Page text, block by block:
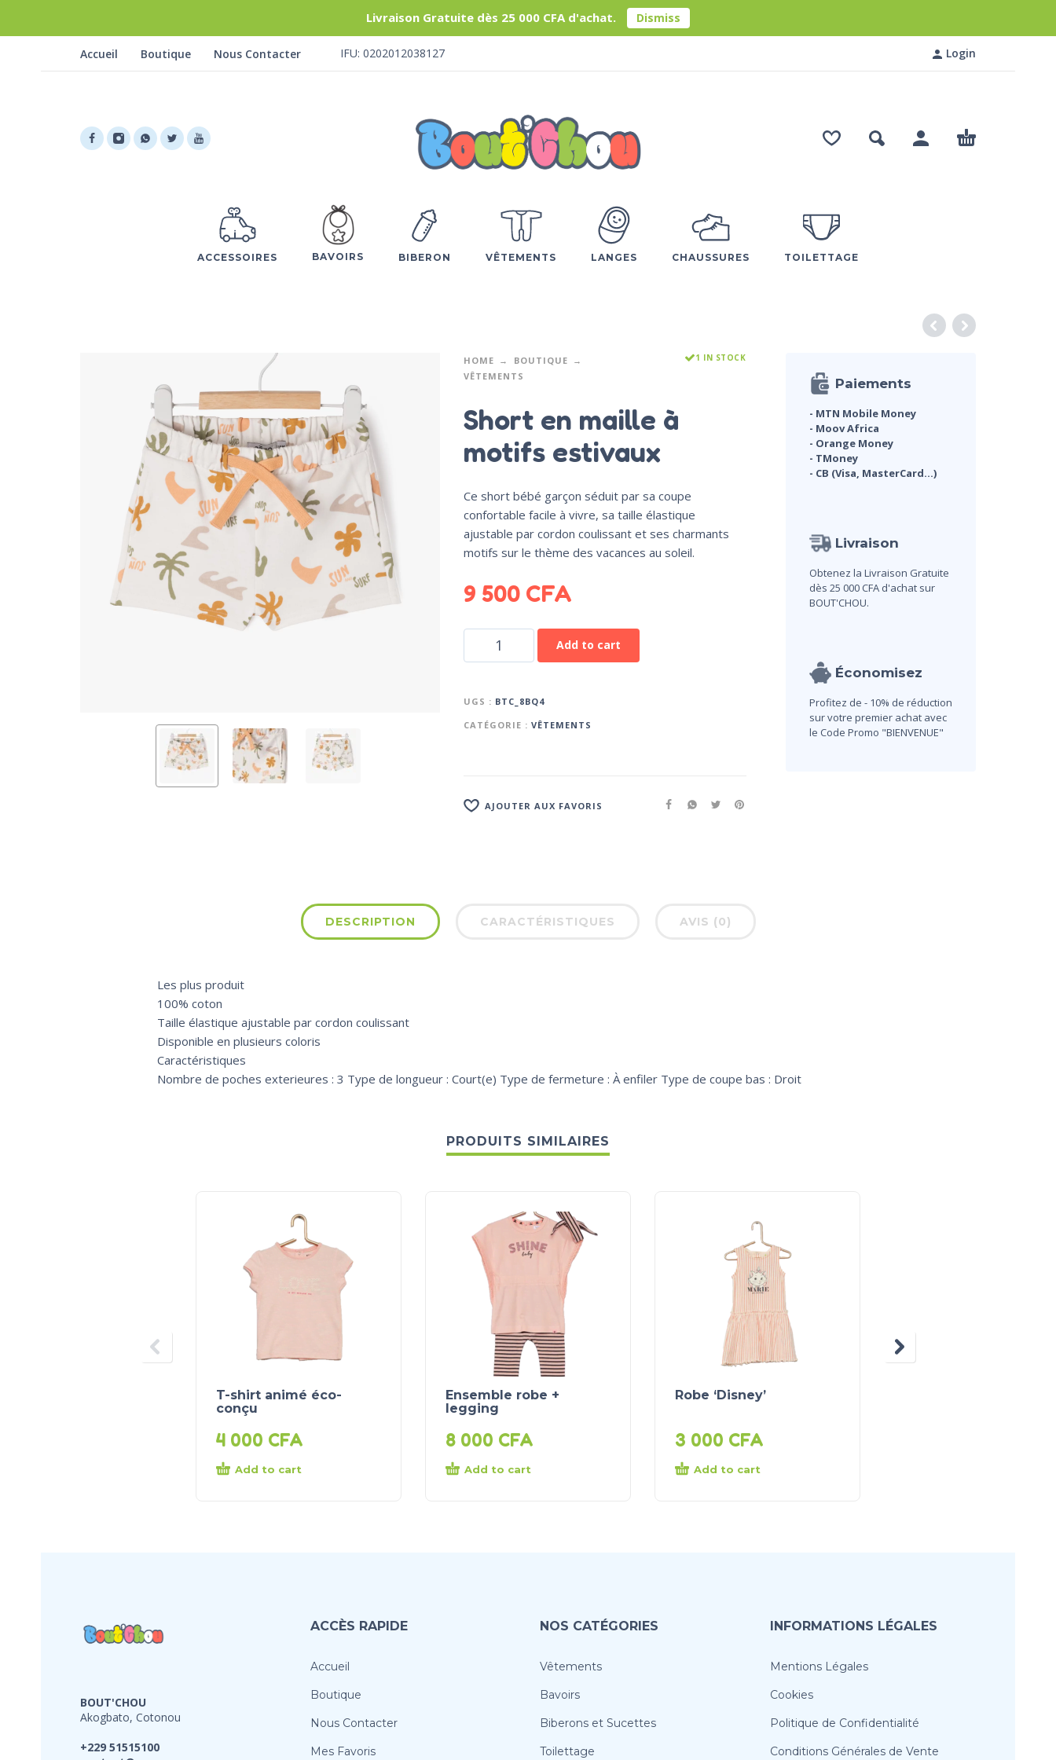
Livraison Gratuite dès 25 000 CFA d'achat. Dismiss
Accueil Boutique Nous Contacter IFU: 0202012038127 Login
ACCESSOIRES BAVOIRS BIBERON VÊTEMENTS LANGES CHAUSSURES TOILETTAGE
HOME
BOUTIQUE
VÊTEMENTS
1 IN STOCK
Short en maille à
motifs estivaux
Ce short bébé garçon séduit par sa coupe
confortable facile à vivre, sa taille élastique
ajustable par cordon coulissant et ses charmants
motifs sur le thème des vacances au soleil.
9 500 CFA
Add to cart
UGS : BTC_8BQ4
CATÉGORIE : VÊTEMENTS
AJOUTER AUX FAVORIS
Paiements
- MTN Mobile Money
- Moov Africa
- Orange Money
- TMoney
- CB (Visa, MasterCard...)
Livraison
Obtenez la Livraison Gratuite
dès 25 000 CFA d'achat sur
BOUT'CHOU.
Économisez
Profitez de - 10% de réduction
sur votre premier achat avec
le Code Promo "BIENVENUE"
DESCRIPTION CARACTÉRISTIQUES AVIS (0)
Les plus produit
100% coton
Taille élastique ajustable par cordon coulissant
Disponible en plusieurs coloris
Caractéristiques
Nombre de poches exterieures : 3 Type de longueur : Court(e) Type de fermeture : À enfiler Type de coupe bas : Droit
PRODUITS SIMILAIRES
T-shirt animé éco-
conçu
4 000 CFA
Add to cart
Ensemble robe +
legging
8 000 CFA
Add to cart
Robe ‘Disney’
3 000 CFA
Add to cart
BOUT'CHOU
Akogbato, Cotonou
+229 51515100
ACCÈS RAPIDE
Accueil
Boutique
Nous Contacter
Mes Favoris
NOS CATÉGORIES
Vêtements
Bavoirs
Biberons et Sucettes
Toilettage
INFORMATIONS LÉGALES
Mentions Légales
Cookies
Politique de Confidentialité
Conditions Générales de Vente